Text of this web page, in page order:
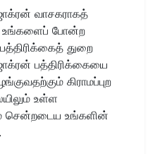
வாசகராகத்
உங்களைப் போன்ற
துறை
பத்திரிக்கையை
கிராமப்புற
உள்ள
சென்றடைய உங்களின்